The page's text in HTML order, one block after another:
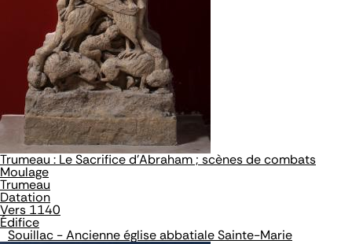
Trumeau : Le Sacrifice d'Abraham ; scènes de combats
Moulage
Trumeau
Datation
Vers 1140
Édifice
Souillac - Ancienne église abbatiale Sainte-Marie